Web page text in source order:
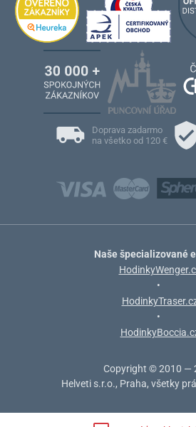
Doprava zadarmo
na všetko od 120 €
Naše špecializované
•
•
Copyright © 2010 —
Helveti s.r.o., Praha, všetky